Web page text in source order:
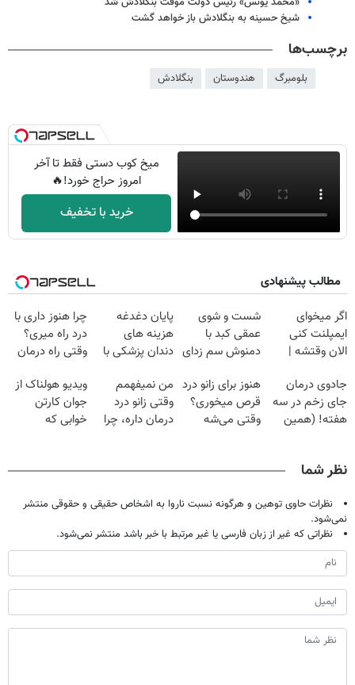
شیخ حسینه به بنگلادش باز خواهد گشت
برچسب‌ها
بلومبرگ هندوستان بنگلادش
میخ کوب دستی فقط تا آخر
امروز حراج خورد!🔥
خرید با تخفیف
مطالب پیشنهادی
اگر میخوای
ایمپلنت کنی
الان وقتشه |
میلیون تومان!!!
شست و شوی
عمقی کبد با
دمنوش سم زدای
پایان دغدغه
هزینه های
دندان پزشکی با
خانگی
چرا هنوز داری با
درد راه میری؟
وقتی راه درمان
جادوی درمان
جای زخم در سه
هفته! (همین
هنوز برای زانو درد
قرص میخوری؟
وقتی می‌شه
من نمیفهمم
وقتی زانو درد
درمان داره، چرا
ویدیو هولناک از
جوان کارتن
خوابی که
نظر شما
نظرات حاوی توهین و هرگونه نسبت ناروا به اشخاص حقیقی و حقوقی منتشر
نمی‌شود.
نظراتی که غیر از زبان فارسی یا غیر مرتبط با خبر باشد منتشر نمی‌شود.